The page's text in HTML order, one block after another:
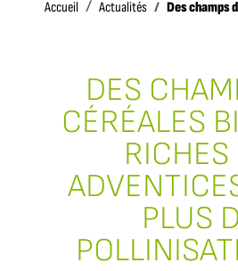
Accueil AccueilActualités Des champs
DES
CÉRÉALES
RICHES
PLUS